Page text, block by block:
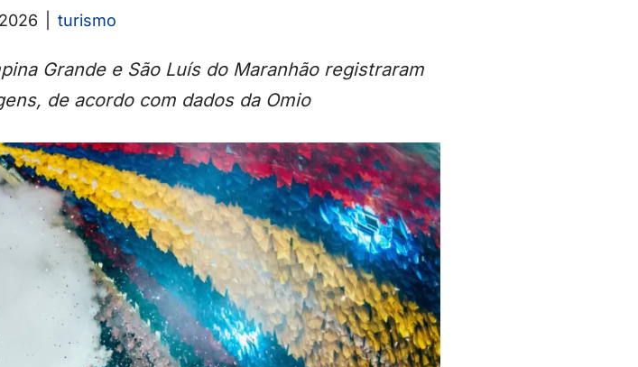
turismo
Grande e São Luís do Maranhão registraram
de acordo com dados da Omio